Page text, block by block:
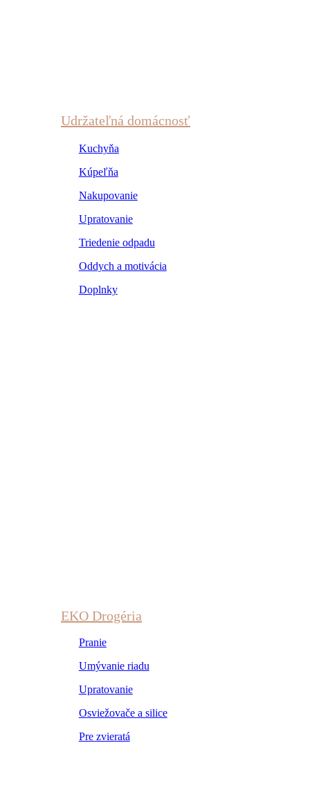
Udržateľná domácnosť
Kuchyňa
Kúpeľňa
Nakupovanie
Upratovanie
Triedenie odpadu
Oddych a motivácia
Doplnky
EKO Drogéria
Pranie
Umývanie riadu
Upratovanie
Osviežovače a silice
Pre zvieratá